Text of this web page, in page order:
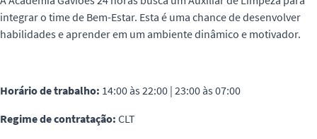
integrar o time de Bem-Estar. Esta é uma chance de desenvolver
habilidades e aprender em um ambiente dinâmico e motivador.
Horário de trabalho: 14:00 às 22:00 | 23:00 às 07:00
Regime de contratação: CLT